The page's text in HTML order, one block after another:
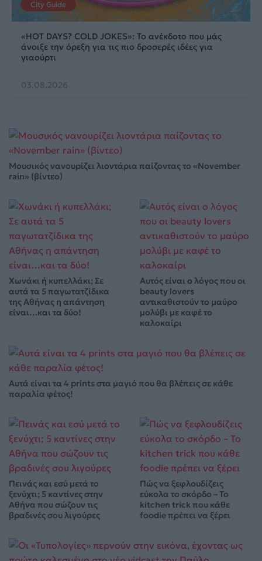
City Guide
«HOT DAYS? COLD JOKES»: Το ανέκδοτο που μάς
άνοιξε την όρεξη για τις πιο δροσερές ιδέες για
γιαούρτι
03.08.2026
Μουσικός νανουρίζει λιοντάρια παίζοντας το «November
rain» (βίντεο)
Χωνάκι ή κυπελλάκι; Σε
αυτά τα 5 παγωτατζίδικα
της Αθήνας η απάντηση
είναι…και τα δύο!
Αυτός είναι ο λόγος που οι
beauty lovers
αντικαθιστούν το μαύρο
μολύβι με καφέ το
καλοκαίρι
Αυτά είναι τα 4 prints στα μαγιό που θα βλέπεις σε κάθε
παραλία φέτος!
Πεινάς και εσύ μετά το
ξενύχτι; 5 καντίνες στην
Αθήνα που σώζουν τις
βραδινές σου λιγούρες
Πώς να ξεφλουδίζεις
εύκολα το σκόρδο – Το
kitchen trick που κάθε
foodie πρέπει να ξέρει